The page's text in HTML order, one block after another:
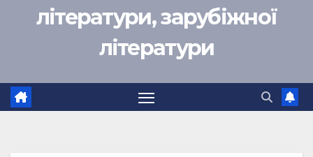
літератури, зарубіжної
літератури